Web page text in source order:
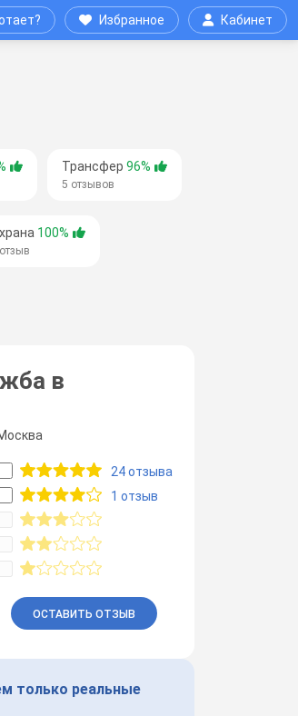
Избранное Кабинет
Трансфер 96%
5 отзывов
100%
в
24 отзыва
1 отзыв
ОСТАВИТЬ ОТЗЫВ
только реальные